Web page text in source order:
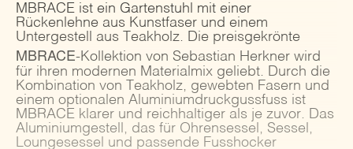
MBRACE ist ein Gartenstuhl mit einer
Rückenlehne aus Kunstfaser und einem
Untergestell aus Teakholz. Die preisgekrönte
MBRACE-Kollektion von Sebastian Herkner wird
für ihren modernen Materialmix geliebt. Durch die
Kombination von Teakholz, gewebten Fasern und
einem optionalen Aluminiumdruckgussfuss ist
MBRACE klarer und reichhaltiger als je zuvor. Das
Aluminiumgestell, das für Ohrensessel, Sessel,
Loungesessel und passende Fusshocker